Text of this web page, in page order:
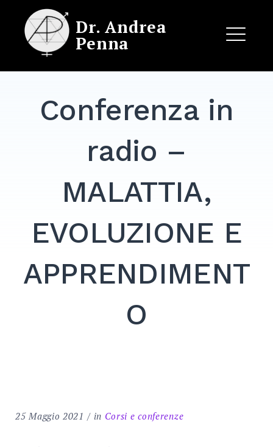
content
Dr. Andrea
Penna
EXPAND
Conferenza in
radio –
MALATTIA,
EVOLUZIONE E
APPRENDIMENT
O
25 Maggio 2021 in Corsi e conferenze